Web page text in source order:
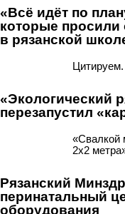
«Всё идёт по
которые
в рязанской
Цитируем.
«Экологический
перезапустил
«Свалкой
2х2
Рязанский
перинатальный
оборудования